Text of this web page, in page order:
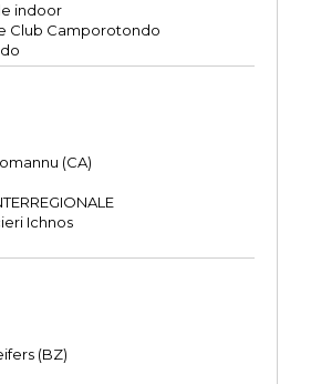
indoor
Club Camporotondo
(CA)
Ichnos
(BZ)